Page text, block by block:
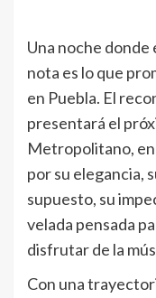
Una noche donde
nota es lo que
en Puebla. El
presentará el
Metropolitano,
por su elegancia,
supuesto, su
velada pensada
disfrutar de la
Con una